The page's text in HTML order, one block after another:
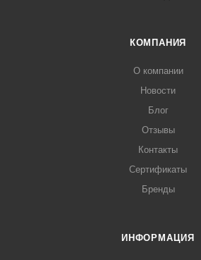
КОМПАНИЯ
О компании
Новости
Блог
Отзывы
Контакты
Сертификаты
Бренды
ИНФОРМАЦИЯ